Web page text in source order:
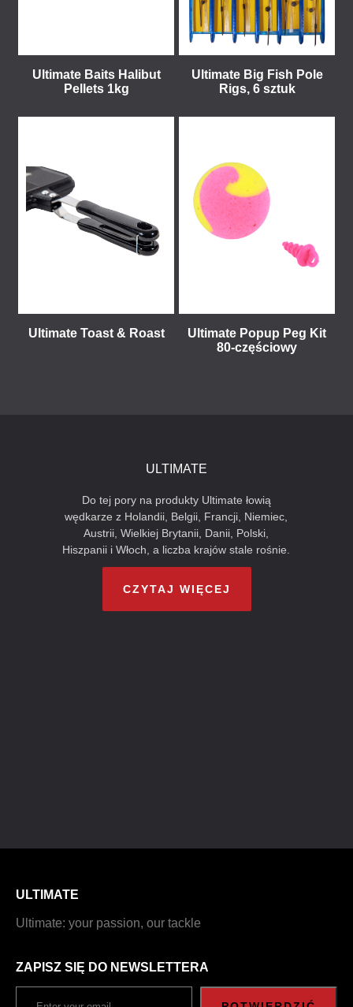
Ultimate Baits Halibut
Pellets 1kg
Ultimate Big Fish Pole
Rigs, 6 sztuk
Ultimate Toast & Roast
Ultimate Popup Peg Kit
80-częściowy
ULTIMATE
Do tej pory na produkty Ultimate łowią
wędkarze z Holandii, Belgii, Francji, Niemiec,
Austrii, Wielkiej Brytanii, Danii, Polski,
Hiszpanii i Włoch, a liczba krajów stale rośnie.
CZYTAJ WIĘCEJ
ULTIMATE
Ultimate: your passion, our tackle
ZAPISZ SIĘ DO NEWSLETTERA